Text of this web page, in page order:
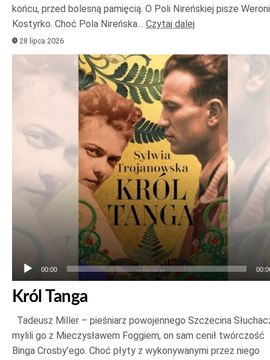
końcu, przed bolesną pamięcią. O Poli Nireńskiej pisze
Kostyrko. Choć Pola Nireńska… Czytaj dalej
28 lipca 2026
plików
00:00
Król Tanga
Tadeusz Miller – pieśniarz powojennego Szczecina
mylili go z Mieczysławem Foggiem, on sam cenił twórczość
Binga Crosby’ego. Choć płyty z wykonywanymi przez niego